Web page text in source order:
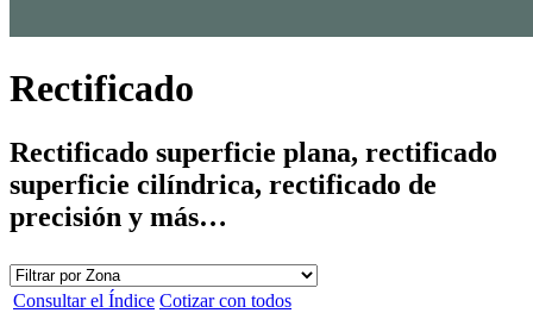
Rectificado
Rectificado superficie plana, rectificado
superficie cilíndrica, rectificado de
precisión y más…
Consultar el Índice Cotizar con todos